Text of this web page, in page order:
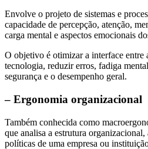
Envolve o projeto de sistemas e
capacidade de percepção, atenção,
carga mental e aspectos emocionais
O objetivo é otimizar a interface entre
tecnologia, reduzir erros, fadiga
segurança e o desempenho geral.
– Ergonomia organizacional
Também conhecida como
que analisa a estrutura organizacional,
políticas de uma empresa ou